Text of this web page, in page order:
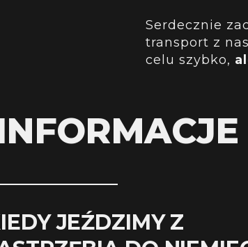
Serdecznie
transport z
celu szybko,
JEŹDZIMY Z